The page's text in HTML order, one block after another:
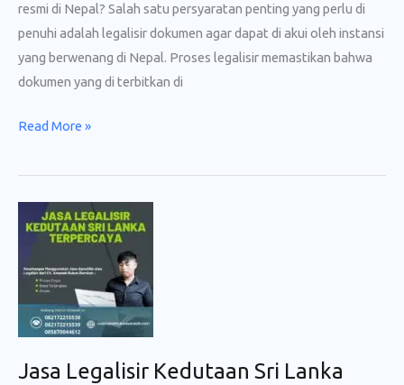
resmi di Nepal? Salah satu persyaratan penting yang perlu di
penuhi adalah legalisir dokumen agar dapat di akui oleh instansi
yang berwenang di Nepal. Proses legalisir memastikan bahwa
dokumen yang di terbitkan di
Jasa
Kedutaan
Profesional
dan
Cepat
Read More »
Jasa Legalisir Kedutaan Sri Lanka